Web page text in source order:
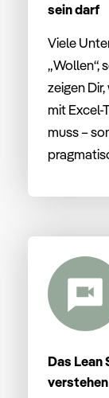
sein darf
Viele
„Wollen“,
zeigenDir,
mitExcel-
muss –
Das
verstehen